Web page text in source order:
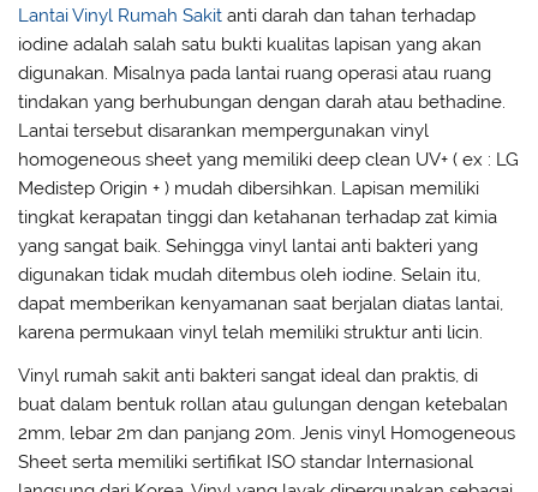
Lantai Vinyl Rumah Sakit anti darah dan tahan terhadap
iodine adalah salah satu bukti kualitas lapisan yang akan
digunakan. Misalnya pada lantai ruang operasi atau ruang
tindakan yang berhubungan dengan darah atau bethadine.
Lantai tersebut disarankan mempergunakan vinyl
homogeneous sheet yang memiliki deep clean UV+ ( ex : LG
Medistep Origin + ) mudah dibersihkan. Lapisan memiliki
tingkat kerapatan tinggi dan ketahanan terhadap zat kimia
yang sangat baik. Sehingga vinyl lantai anti bakteri yang
digunakan tidak mudah ditembus oleh iodine. Selain itu,
dapat memberikan kenyamanan saat berjalan diatas lantai,
karena permukaan vinyl telah memiliki struktur anti licin.
Vinyl rumah sakit anti bakteri sangat ideal dan praktis, di
buat dalam bentuk rollan atau gulungan dengan ketebalan
2mm, lebar 2m dan panjang 20m. Jenis vinyl Homogeneous
Sheet serta memiliki sertifikat ISO standar Internasional